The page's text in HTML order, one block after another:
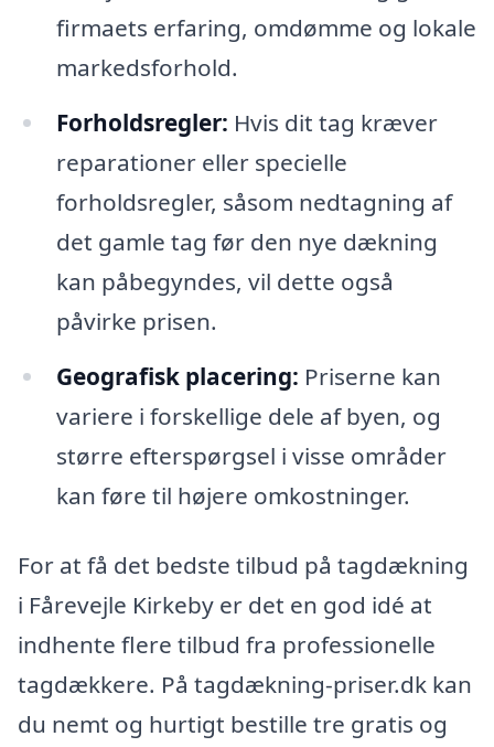
firmaets erfaring, omdømme og lokale
markedsforhold.
Forholdsregler: Hvis dit tag kræver
reparationer eller specielle
forholdsregler, såsom nedtagning af
det gamle tag før den nye dækning
kan påbegyndes, vil dette også
påvirke prisen.
Geografisk placering: Priserne kan
variere i forskellige dele af byen, og
større efterspørgsel i visse områder
kan føre til højere omkostninger.
For at få det bedste tilbud på tagdækning
i Fårevejle Kirkeby er det en god idé at
indhente flere tilbud fra professionelle
tagdækkere. På tagdækning-priser.dk kan
du nemt og hurtigt bestille tre gratis og